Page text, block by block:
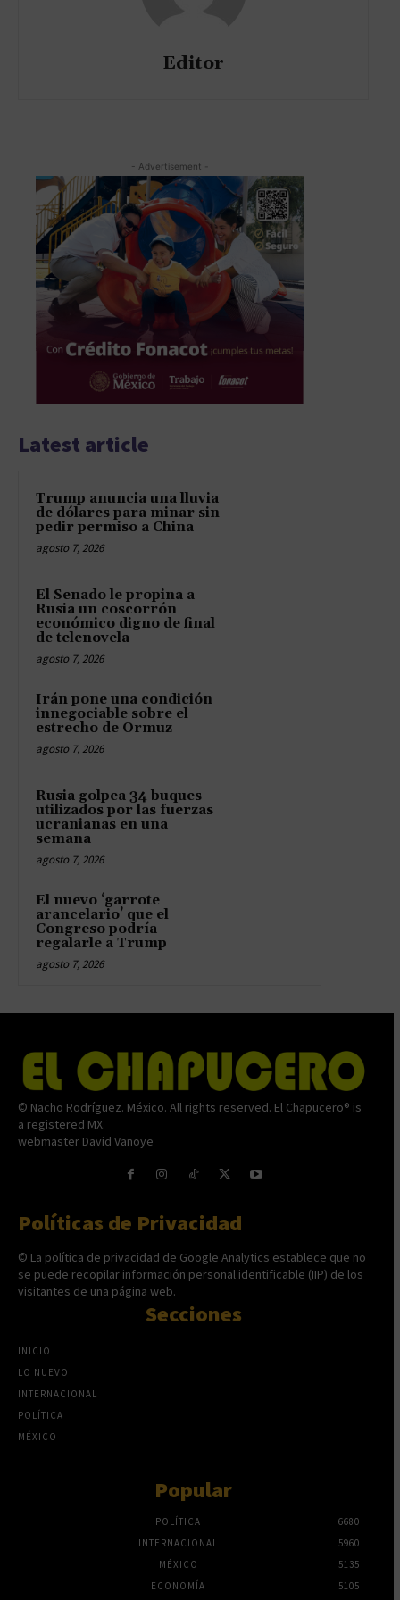
Editor
- Advertisement -
Latest article
Trump anuncia una lluvia
de dólares para minar sin
pedir permiso a China
agosto 7, 2026
El Senado le propina a
Rusia un coscorrón
económico digno de final
de telenovela
agosto 7, 2026
Irán pone una condición
innegociable sobre el
estrecho de Ormuz
agosto 7, 2026
Rusia golpea 34 buques
utilizados por las fuerzas
ucranianas en una
semana
agosto 7, 2026
El nuevo ‘garrote
arancelario’ que el
Congreso podría
regalarle a Trump
agosto 7, 2026
© Nacho Rodríguez. México. All rights reserved. El Chapucero® is
a registered MX.
webmaster David Vanoye
Políticas de Privacidad
© La política de privacidad de Google Analytics establece que no
se puede recopilar información personal identificable (IIP) de los
visitantes de una página web.
Secciones
INICIO
LO NUEVO
INTERNACIONAL
POLÍTICA
MÉXICO
Popular
POLÍTICA
6680
INTERNACIONAL
5960
MÉXICO
5135
ECONOMÍA
5105